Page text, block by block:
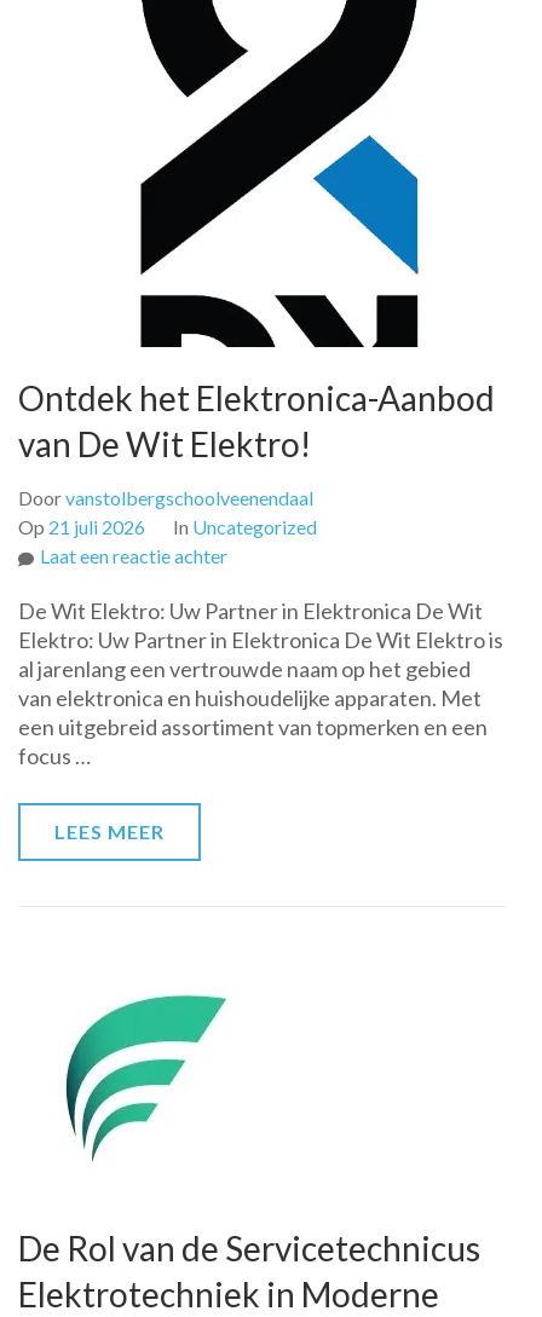
Ontdek het Elektronica-Aanbod
van De Wit Elektro!
Doorvanstolbergschoolveenendaal
Op 21 juli 2026 In Uncategorized
Laat een reactie achterop
het
Elektronica-
Aanbod
van
De
De Wit Elektro: Uw Partner in Elektronica De Wit
Elektro: Uw Partner in Elektronica De Wit Elektro is
al jarenlang een vertrouwde naam op het gebied
van elektronica en huishoudelijke apparaten. Met
een uitgebreid assortiment van topmerken en een
focus …
LEES MEER
De Rol van de Servicetechnicus
Elektrotechniek in Moderne